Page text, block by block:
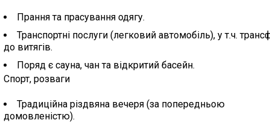
Прання та прасування одягу.
Транспортні послуги (легковий автомобіль), у т.ч.
до витягів.
Поряд є сауна, чан та відкритий басейн.
Спорт, розваги
Традиційна різдвяна вечеря (за попередньою
домовленістю).